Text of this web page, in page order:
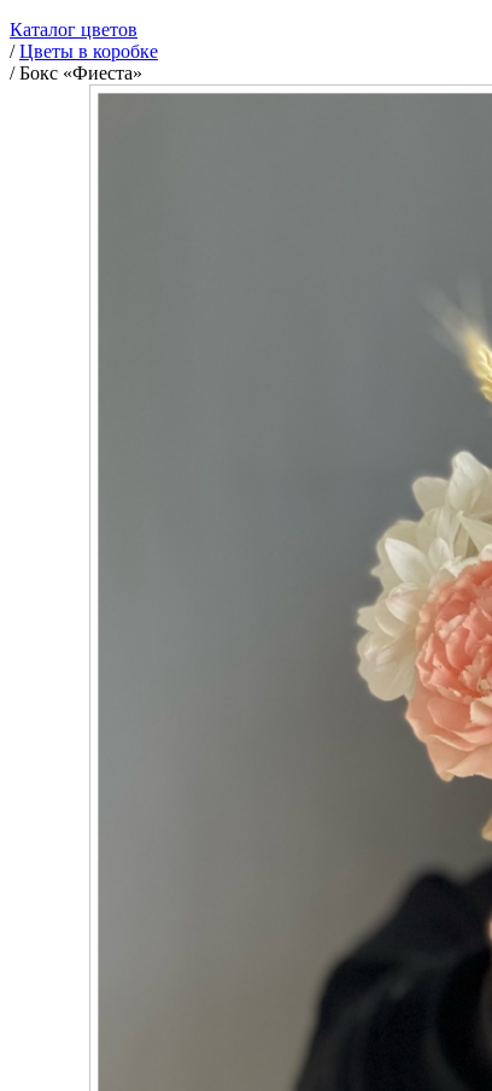
Каталог цветов
/Цветы в коробке
/Бокс «Фиеста»